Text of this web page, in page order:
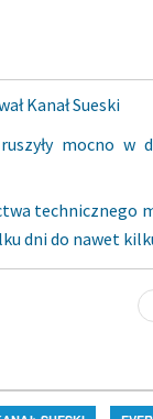
Kanał Sueski
mocno w
technicznego
dni do nawet